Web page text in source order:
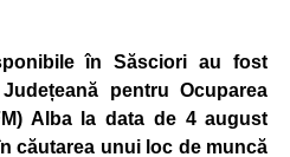
cei mai mari consumatori de
O parte din necesarul
producția proprie de energie,
fotovoltaice și al unităților
în Săsciori au fost
pentru Ocuparea
Alba la data de 4 august
căutarea unui loc de muncă